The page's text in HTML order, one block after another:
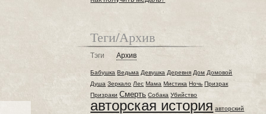
Теги/Архив
Тэги Архив
Бабушка Ведьма Девушка Деревня Дом Домовой
Душа Зеркало Лес Мама Мистика Ночь Призрак
Призраки Смерть Собака Убийство
авторская история авторский